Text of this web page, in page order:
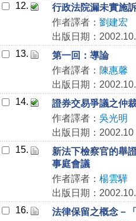
12.
行政法院漏未實施
作者譯者： 劉建宏
出版日期：
13.
第一回：導論
作者譯者： 陳惠馨
出版日期：
14.
證券交易爭議之仲
作者譯者： 吳光明
出版日期：2002.10
15.
新法下檢察官的舉
事庭會議
作者譯者： 楊雲驊
出版日期：
16.
法律保留之概念－